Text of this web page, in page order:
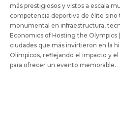
más prestigiosos y vistos a escala
competencia deportiva de élite sino
monumental en infraestructura,
Economics of Hosting the Olympics
ciudades que más invirtieron en la
Olímpicos, reflejando el impacto y
para ofrecer un evento memorable.